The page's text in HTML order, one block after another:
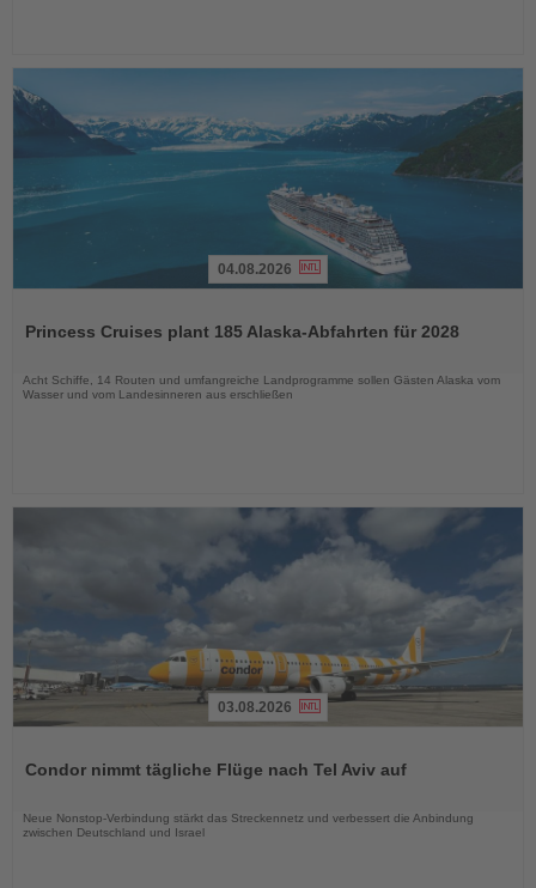
die
04.08.2026
Princess Cruises plant 185 Alaska-Abfahrten für 2028
Acht Schiffe, 14 Routen und umfangreiche Landprogramme sollen Gästen Alaska vom
Wasser und vom Landesinneren aus erschließen
die
03.08.2026
Condor nimmt tägliche Flüge nach Tel Aviv auf
Neue Nonstop-Verbindung stärkt das Streckennetz und verbessert die Anbindung
zwischen Deutschland und Israel